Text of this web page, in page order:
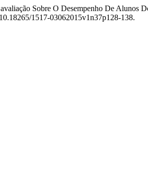
Sobre O Desempenho De Alunos
1517-03062015v1n37p128-138.